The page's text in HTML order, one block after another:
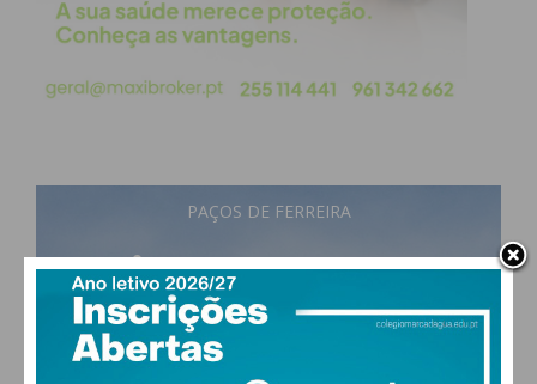
PAÇOS DE FERREIRA
18°
few clouds
vento: 1m/s ESE
MAX 18 • MIN 18